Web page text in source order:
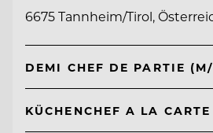
6675 Tannheim/Tirol,
DEMI CHEF DE PARTIE
KÜCHENCHEF A LA